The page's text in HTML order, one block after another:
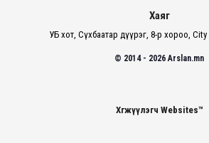
Хаяг
УБ хот, Сүхбаатар дүүрэг, 8-р хороо, City
© 2014 - 2026 Arslan.mn
Хөгжүүлэгч Websites™